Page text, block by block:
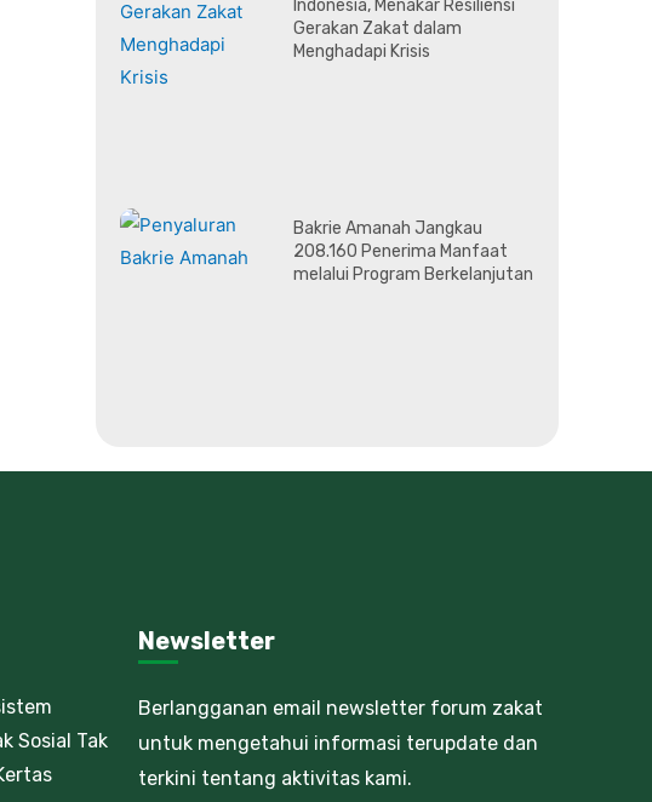
Indonesia, Menakar Resiliensi
Gerakan Zakat dalam
Menghadapi Krisis
Bakrie Amanah Jangkau
208.160 Penerima Manfaat
melalui Program Berkelanjutan
Newsletter
Sosial Tak
Berlangganan email newsletter forum zakat
untuk mengetahui informasi terupdate dan
terkini tentang aktivitas kami.